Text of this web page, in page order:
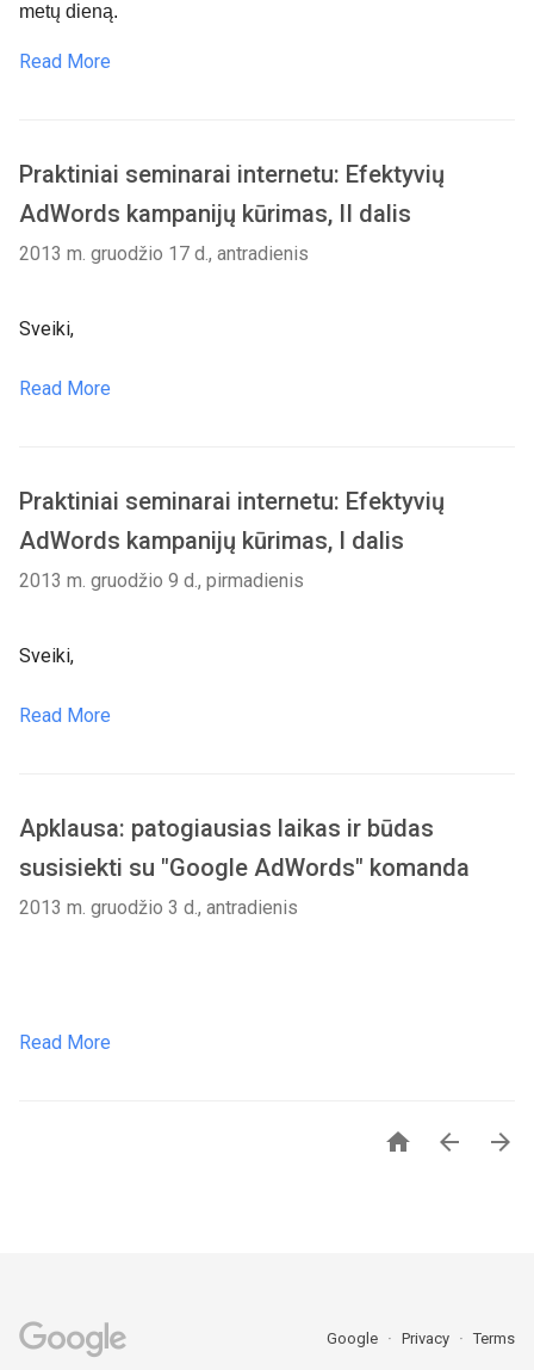
metų dieną.
Read More
Praktiniai seminarai internetu: Efektyvių
AdWords kampanijų kūrimas, II dalis
2013 m. gruodžio 17 d., antradienis
Sveiki,
Read More
Praktiniai seminarai internetu: Efektyvių
AdWords kampanijų kūrimas, I dalis
2013 m. gruodžio 9 d., pirmadienis
Sveiki,
Read More
Apklausa: patogiausias laikas ir būdas
susisiekti su "Google AdWords" komanda
2013 m. gruodžio 3 d., antradienis
Read More
  
Google Privacy Terms